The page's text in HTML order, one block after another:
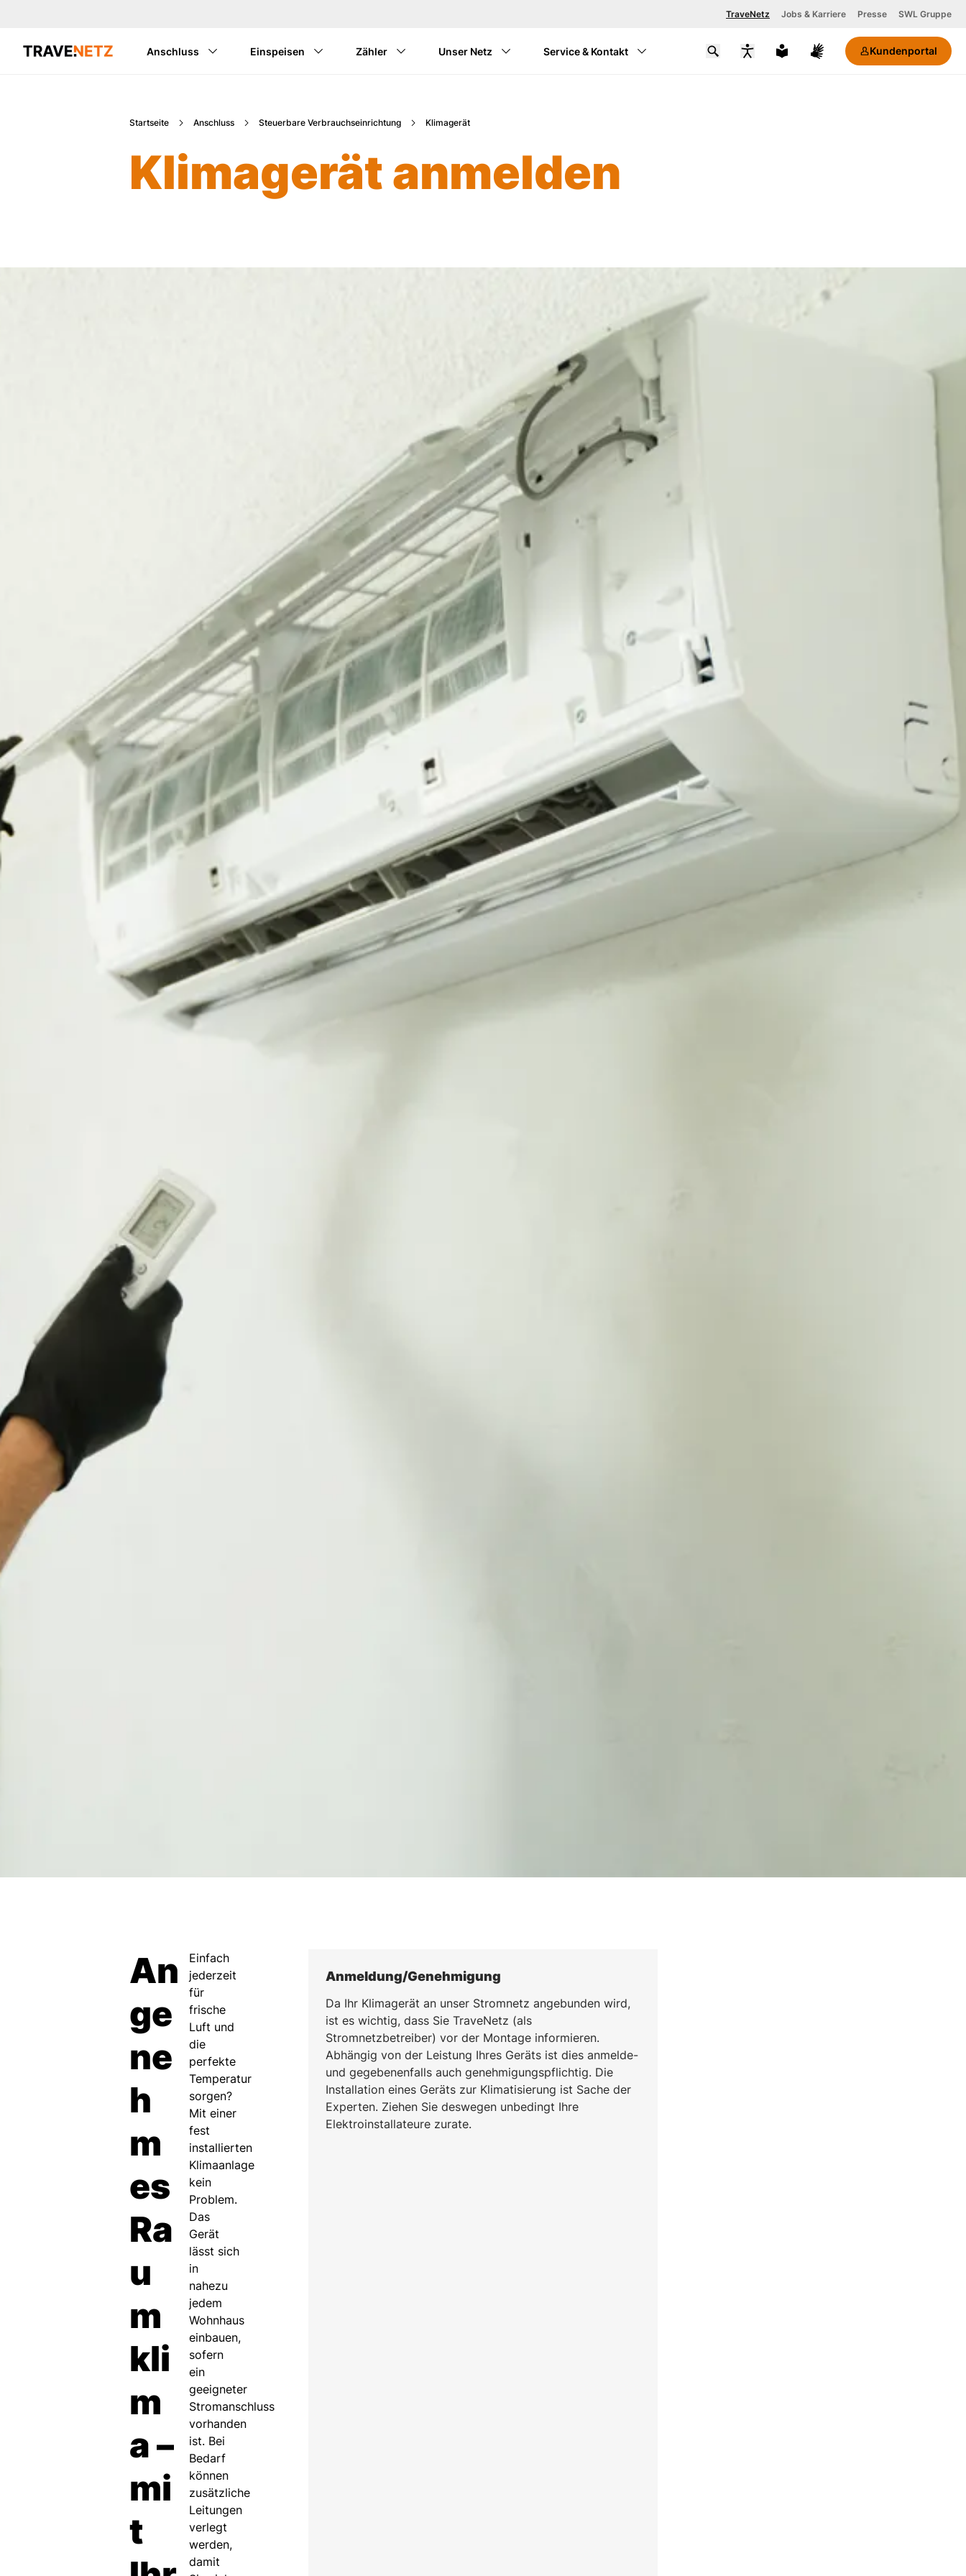
TraveNetz Jobs & Karriere Presse SWL Gruppe
Anschluss Einspeisen Zähler Unser Netz Service & Kontakt Kundenportal
Startseite Anschluss Steuerbare Verbrauchseinrichtung Klimagerät
Klimagerät anmelden
An
ge
ne
h
m
es
Ra
u
m
kli
m
a –
mi
t
Einfach
jederzeit
für
frische
Luft und
die
perfekte
Temperatur
sorgen?
Mit einer
fest
installierten
Klimaanlage
kein
Problem.
Das
Gerät
lässt sich
in
nahezu
jedem
Wohnhaus
einbauen,
sofern
ein
geeigneter
Stromanschluss
vorhanden
ist. Bei
Bedarf
können
zusätzliche
Leitungen
verlegt
werden,
damit
Anmeldung/­Genehmigung
Da Ihr Klimagerät an unser Stromnetz angebunden wird,
ist es wichtig, dass Sie TraveNetz (als
Stromnetzbetreiber) vor der Montage informieren.
Abhängig von der Leistung Ihres Geräts ist dies anmelde-
und gegebenenfalls auch genehmigungspflichtig. Die
Installation eines Geräts zur Klimatisierung ist Sache der
Experten. Ziehen Sie deswegen unbedingt Ihre
Elektroinstallateure zurate.